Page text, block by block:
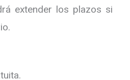
extender los plazos si